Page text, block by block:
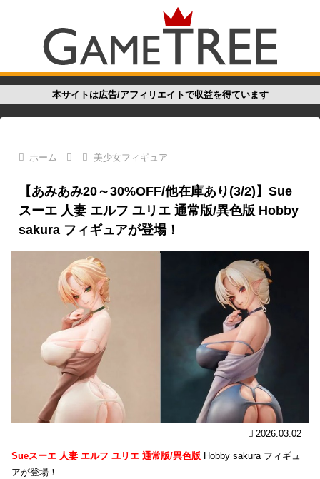
本サイトは広告/アフィリエイトで収益を得ています
ホーム 美少女フィギュア
【あみあみ20～30%OFF/他在庫あり(3/2)】Sue
スーエ 人妻 エルフ ユリエ 通常版/異色版 Hobby
sakura フィギュアが登場！
2026.03.02
Sueスーエ 人妻 エルフ ユリエ 通常版/異色版 Hobby sakura フィギュ
アが登場！